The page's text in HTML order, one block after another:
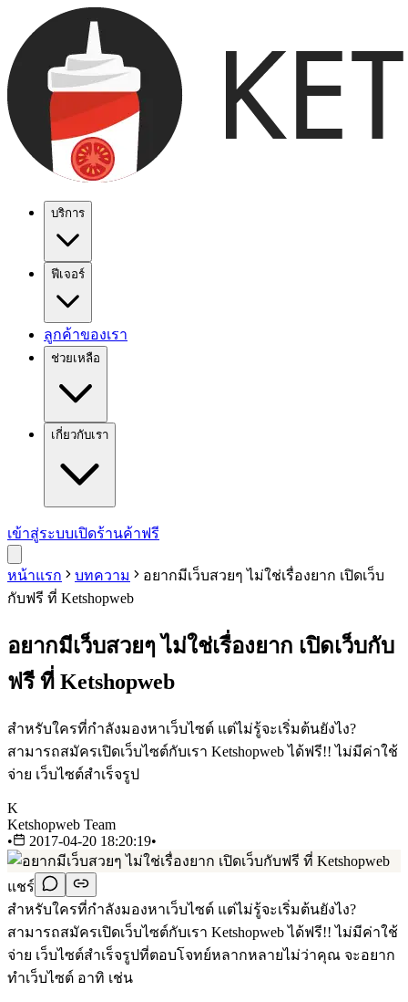
บริการ
ฟีเจอร์
ลูกค้าของเรา
ช่วยเหลือ
เกี่ยวกับเรา
เข้าสู่ระบบเปิดร้านค้าฟรี
หน้าแรก บทความ
อยากมีเว็บสวยๆ ไม่ใช่เรื่องยาก เปิดเว็บ
กับฟรี ที่ Ketshopweb
อยากมีเว็บสวยๆ ไม่ใช่เรื่องยาก เปิดเว็บกับ
ฟรี ที่ Ketshopweb
สำหรับใครที่กำลังมองหาเว็บไซต์ แต่ไม่รู้จะเริ่มต้นยังไง?
สามารถสมัครเปิดเว็บไซต์กับเรา Ketshopweb ได้ฟรี!! ไม่มีค่าใช้
จ่าย เว็บไซต์สำเร็จรูป
K
Ketshopweb Team
•
2017-04-20 18:20:19•
แชร์
สำหรับใครที่กำลังมองหาเว็บไซต์ แต่ไม่รู้จะเริ่มต้นยังไง?
สามารถสมัครเปิดเว็บไซต์กับเรา Ketshopweb ได้ฟรี!! ไม่มีค่าใช้
จ่าย เว็บไซต์สำเร็จรูปที่ตอบโจทย์หลากหลายไม่ว่าคุณ จะอยาก
ทำเว็บไซต์ อาทิ เช่น